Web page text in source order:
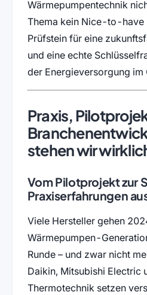
Wärmepumpentechnik
Thema kein Nice-to-have
Prüfstein für eine
und eine echte
der Energieversorgung im
Praxis,
stehen wir
Vom Pilotprojekt zur
Praxiserfahrungen
Viele Hersteller gehen
Wärmepumpen-
Runde – und zwar nicht
Daikin, Mitsubishi Electric
Thermotechnik setzen